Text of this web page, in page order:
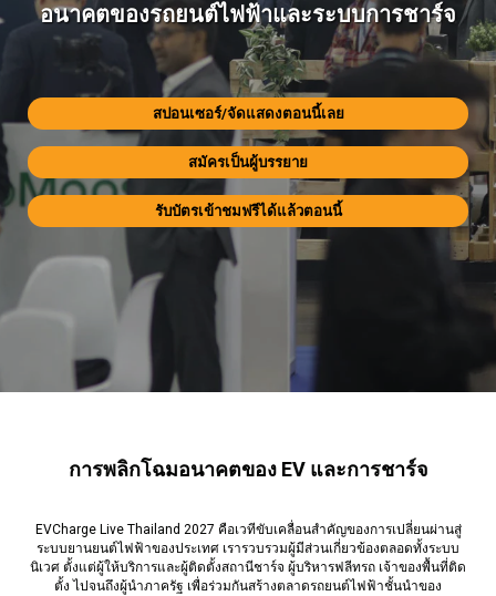
อนาคตของรถยนต์ไฟฟ้าและระบบการชาร์จ
สปอนเซอร์/จัดแสดงตอนนี้เลย
สมัครเป็นผู้บรรยาย
รับบัตรเข้าชมฟรีได้แล้วตอนนี้
อนาคตของรถยนต์ไฟฟ้าและระบบการชาร์จ
สปอนเซอร์/จัดแสดงตอนนี้เลย
สมัครเป็นผู้บรรยาย
รับบัตรเข้าชมฟรีได้แล้วตอนนี้
การพลิกโฉมอนาคตของ EV และการชาร์จ
EVCharge Live Thailand 2027 คือเวทีขับเคลื่อนสำคัญของการเปลี่ยนผ่านสู่
ระบบยานยนต์ไฟฟ้าของประเทศ เรารวบรวมผู้มีส่วนเกี่ยวข้องตลอดทั้งระบบ
นิเวศ ตั้งแต่ผู้ให้บริการและผู้ติดตั้งสถานีชาร์จ ผู้บริหารฟลีทรถ เจ้าของพื้นที่ติด
ตั้ง ไปจนถึงผู้นำภาครัฐ เพื่อร่วมกันสร้างตลาดรถยนต์ไฟฟ้าชั้นนำของ